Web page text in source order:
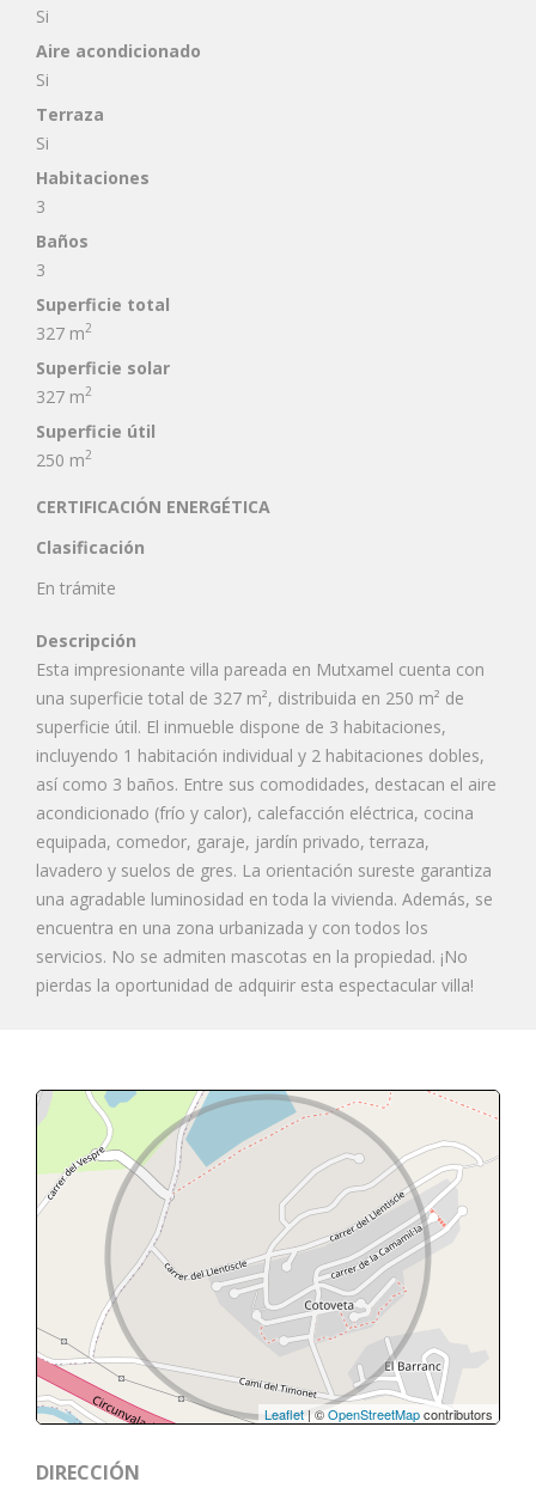
Si
Aire acondicionado
Si
Terraza
Si
Habitaciones
3
Baños
3
Superficie total
327 m2
Superficie solar
327 m2
Superficie útil
250 m2
CERTIFICACIÓN ENERGÉTICA
Clasificación
En trámite
Descripción
Esta impresionante villa pareada en Mutxamel cuenta con
una superficie total de 327 m², distribuida en 250 m² de
superficie útil. El inmueble dispone de 3 habitaciones,
incluyendo 1 habitación individual y 2 habitaciones dobles,
así como 3 baños. Entre sus comodidades, destacan el aire
acondicionado (frío y calor), calefacción eléctrica, cocina
equipada, comedor, garaje, jardín privado, terraza,
lavadero y suelos de gres. La orientación sureste garantiza
una agradable luminosidad en toda la vivienda. Además, se
encuentra en una zona urbanizada y con todos los
servicios. No se admiten mascotas en la propiedad. ¡No
pierdas la oportunidad de adquirir esta espectacular villa!
Leaflet | ©OpenStreetMapcontributors
DIRECCIÓN